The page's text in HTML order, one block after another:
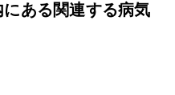
ある関連する病気